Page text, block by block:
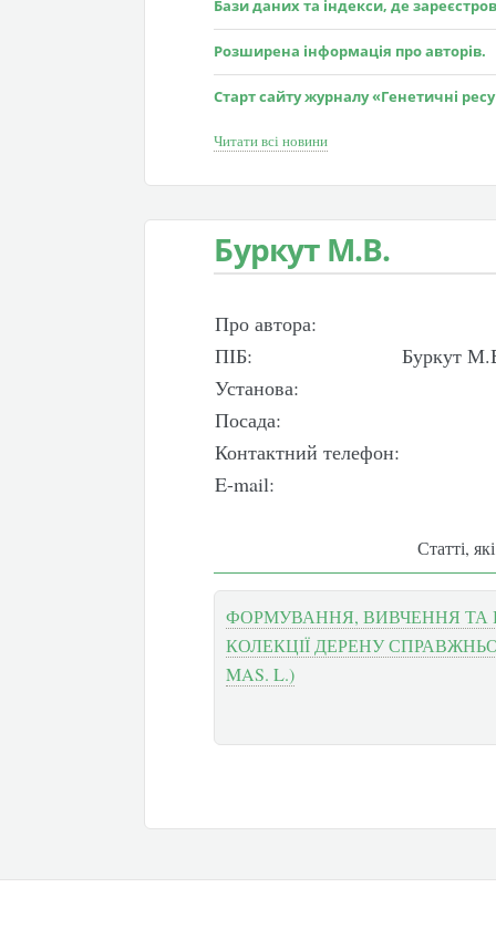
Бази даних та індекси, де
Розширена інформація про авторів.
Старт сайту журналу «Генетичні
Читати всі новини
Буркут М.В.
Про автора:
ПІБ:
Буркут
Установа:
Посада:
Контактний телефон:
E-mail:
Статті,
ФОРМУВАННЯ, ВИВЧЕННЯ
КОЛЕКЦІЇ ДЕРЕНУ
MAS. L.)